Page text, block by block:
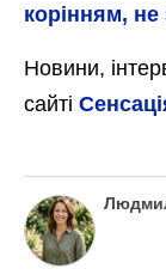
корінням, не
Новини,
сайті